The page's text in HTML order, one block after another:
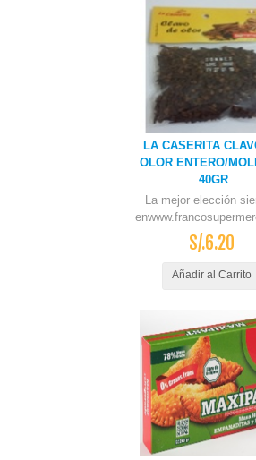
LA CASERITA
OLOR ENTERO/
40GR
La mejor elección
S/.6.20
Añadir al Carrito